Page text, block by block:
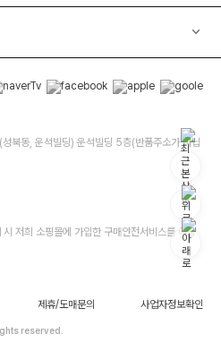
동, 운석빌딩) 운석빌딩 5층(반품주소가 아닙
저희 소핑몰에 가입한 구매안전서비스를 이용
제휴/도매문의 사업자정보확인
reserved.